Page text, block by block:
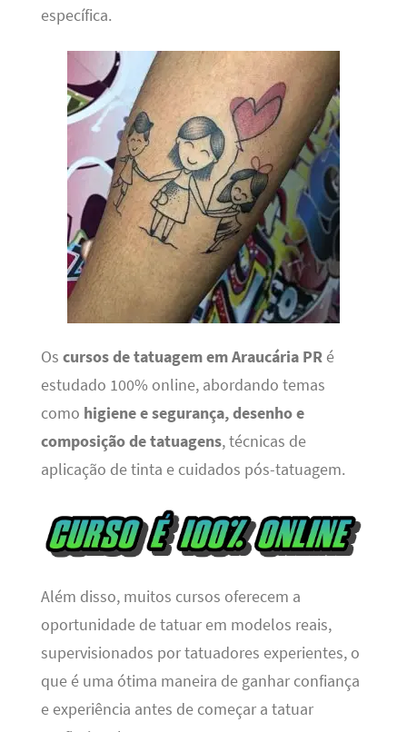
específica.
Os cursos de tatuagem em Araucária PRé
estudado 100% online, abordando temas
como higiene e segurança, desenho e
composição de tatuagens, técnicas de
aplicação de tinta e cuidados pós-tatuagem.
Além disso, muitos cursos oferecem a
oportunidade de tatuar em modelos reais,
supervisionados por tatuadores experientes, o
que é uma ótima maneira de ganhar confiança
e experiência antes de começar a tatuar